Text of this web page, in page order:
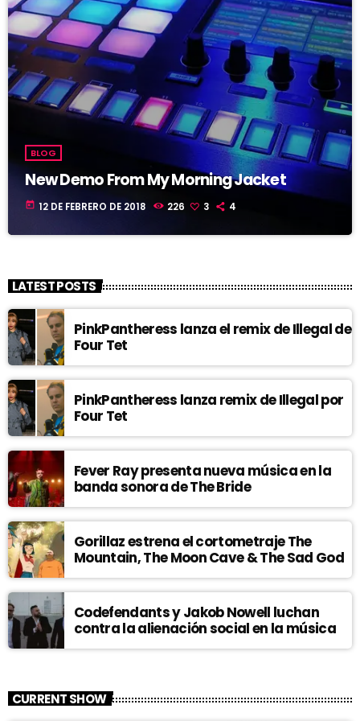
BLOG
New Demo From My Morning Jacket
today 12 DE FEBRERO DE 2018 226 3 4
LATEST POSTS
PinkPantheress lanza el remix de Illegal de
Four Tet
PinkPantheress lanza remix de Illegal por
Four Tet
Fever Ray presenta nueva música en la
banda sonora de The Bride
Gorillaz estrena el cortometraje The
Mountain, The Moon Cave & The Sad God
Codefendants y Jakob Nowell luchan
contra la alienación social en la música
CURRENT SHOW